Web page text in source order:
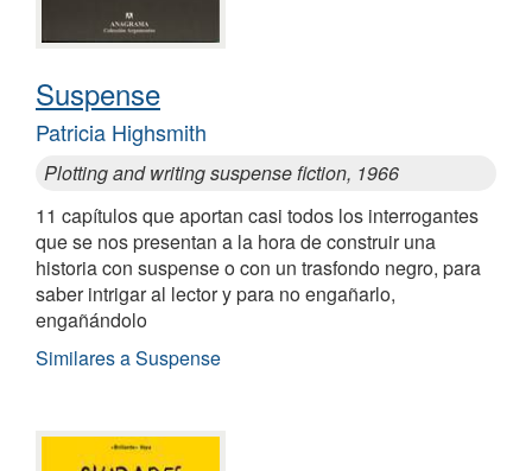
Suspense
Patricia Highsmith
Plotting and writing suspense fiction, 1966
11 capítulos que aportan casi todos los interrogantes
que se nos presentan a la hora de construir una
historia con suspense o con un trasfondo negro, para
saber intrigar al lector y para no engañarlo,
engañándolo
Similares a Suspense